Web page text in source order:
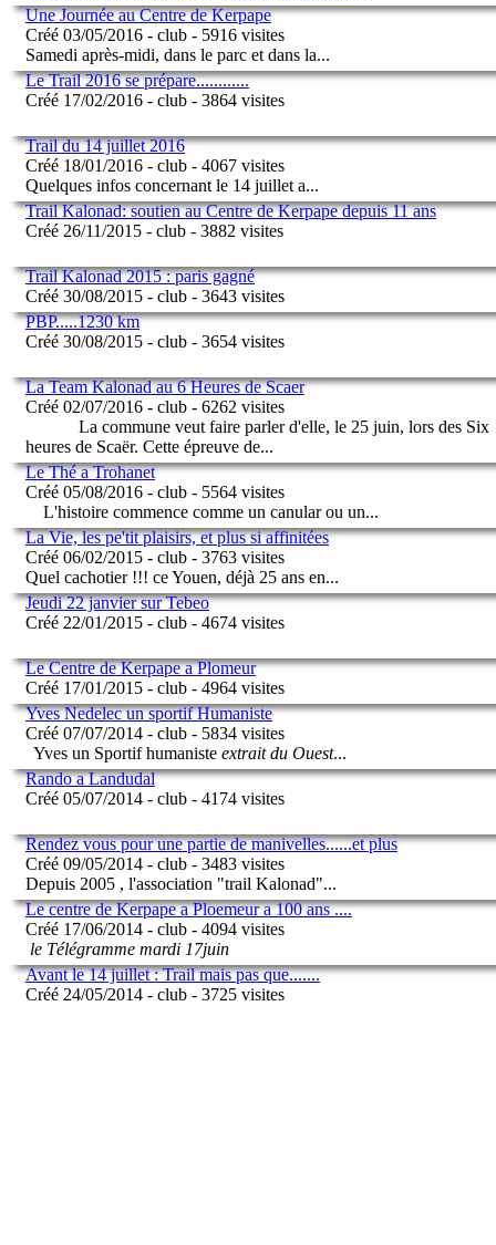
Une Journée au Centre de Kerpape
Créé 03/05/2016 - club - 5916 visites
Samedi après-midi, dans le parc et dans la...
Le Trail 2016 se prépare............
Créé 17/02/2016 - club - 3864 visites
Trail du 14 juillet 2016
Créé 18/01/2016 - club - 4067 visites
Quelques infos concernant le 14 juillet a...
Trail Kalonad: soutien au Centre de Kerpape depuis 11 ans
Créé 26/11/2015 - club - 3882 visites
Trail Kalonad 2015 : paris gagné
Créé 30/08/2015 - club - 3643 visites
PBP.....1230 km
Créé 30/08/2015 - club - 3654 visites
La Team Kalonad au 6 Heures de Scaer
Créé 02/07/2016 - club - 6262 visites
La commune veut faire parler d'elle, le 25 juin, lors des Six
heures de Scaër. Cette épreuve de...
Le Thé a Trohanet
Créé 05/08/2016 - club - 5564 visites
L'histoire commence comme un canular ou un...
La Vie, les pe'tit plaisirs, et plus si affinitées
Créé 06/02/2015 - club - 3763 visites
Quel cachotier !!! ce Youen, déjà 25 ans en...
Jeudi 22 janvier sur Tebeo
Créé 22/01/2015 - club - 4674 visites
Le Centre de Kerpape a Plomeur
Créé 17/01/2015 - club - 4964 visites
Yves Nedelec un sportif Humaniste
Créé 07/07/2014 - club - 5834 visites
Yves un Sportif humaniste extrait du Ouest...
Rando a Landudal
Créé 05/07/2014 - club - 4174 visites
Rendez vous pour une partie de manivelles......et plus
Créé 09/05/2014 - club - 3483 visites
Depuis 2005 , l'association "trail Kalonad"...
Le centre de Kerpape a Ploemeur a 100 ans ....
Créé 17/06/2014 - club - 4094 visites
le Télégramme mardi 17juin
Avant le 14 juillet : Trail mais pas que.......
Créé 24/05/2014 - club - 3725 visites